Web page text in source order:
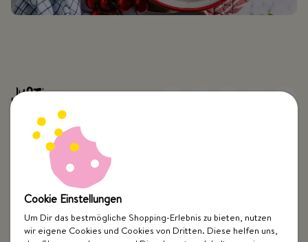
Top Kategorien
Just Spices
Cookie Einstellungen
Um Dir das bestmögliche Shopping-Erlebnis zu bieten, nutzen
wir eigene Cookies und Cookies von Dritten. Diese helfen uns,